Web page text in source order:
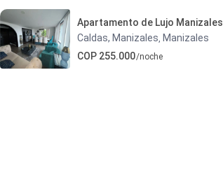
Apartamento de Lujo Manizales
Caldas, Manizales Manizales
COP 255.000/noche